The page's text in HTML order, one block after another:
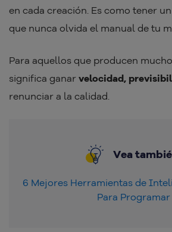
en cada creación. Es como tener
que nunca olvida el manual de tu
Para aquellos que producen
significa ganar velocidad,
renunciar a la calidad.
Vea
6 Mejores Herramientas de
Para Programar